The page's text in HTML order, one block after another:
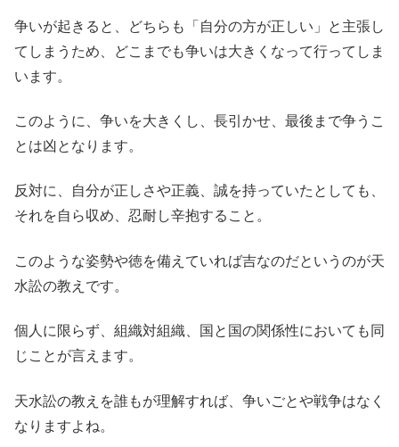
争いが起きると、どちらも「自分の方が正しい」と主張し
てしまうため、どこまでも争いは大きくなって行ってしま
います。
このように、争いを大きくし、長引かせ、最後まで争うこ
とは凶となります。
反対に、自分が正しさや正義、誠を持っていたとしても、
それを自ら収め、忍耐し辛抱すること。
このような姿勢や徳を備えていれば吉なのだというのが天
水訟の教えです。
個人に限らず、組織対組織、国と国の関係性においても同
じことが言えます。
天水訟の教えを誰もが理解すれば、争いごとや戦争はなく
なりますよね。